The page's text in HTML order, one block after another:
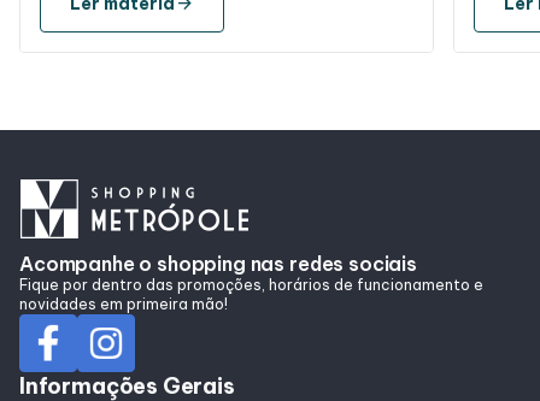
Acompanhe o shopping nas redes sociais
Fique por dentro das promoções, horários de funcionamento e
novidades em primeira mão!
Informações Gerais